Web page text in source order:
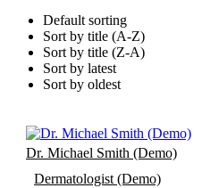
Default sorting
Sort by title (A-Z)
Sort by title (Z-A)
Sort by latest
Sort by oldest
Dr. Michael Smith (Demo)
Dermatologist (Demo)